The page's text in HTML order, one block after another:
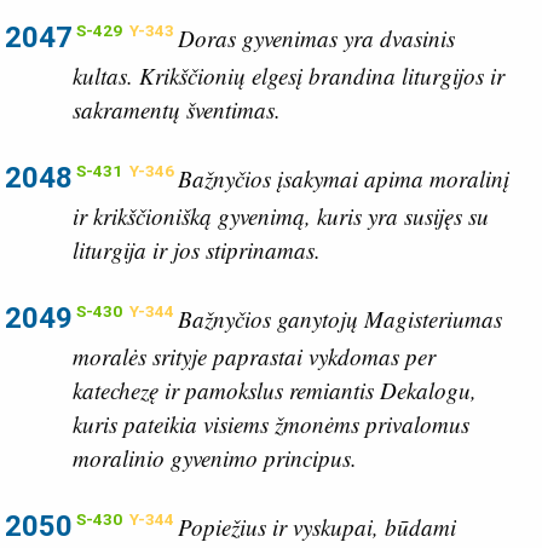
2047 S-429 Y-343 Doras gyvenimas yra dvasinis
kultas. Krikščionių elgesį brandina liturgijos ir
sakramentų šventimas.
2048 S-431 Y-346Bažnyčios įsakymai apima moralinį
ir krikščionišką gyvenimą, kuris yra susijęs su
liturgija ir jos stiprinamas.
2049 S-430 Y-344 Bažnyčios ganytojų Magisteriumas
moralės srityje paprastai vykdomas per
katechezę ir pamokslus remiantis Dekalogu,
kuris pateikia visiems žmonėms privalomus
moralinio gyvenimo principus.
2050 S-430 Y-344 Popiežius ir vyskupai, būdami